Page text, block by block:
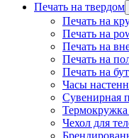
Печать на твердом
Печать на
Печать на
Печать на
Печать на
Печать на
Часы
Сувенирная
Чехол для